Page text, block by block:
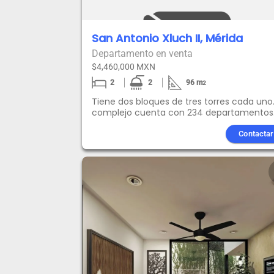
San Antonio Xluch II, Mérida
Departamento en venta
$4,460,000 MXN
2 2 96m2
Tiene dos bloques de tres torres cada uno.
complejo cuenta con 234 departamentos
de 1, 2 y 3 dormitorios.Descripción 1 CAJON
QUEMADORES1 CALENTADOR ELECTRICO1
BARRA DE GRANITOCARPINTERIA DE COCINA
BAÑO Y CLOSET.CANCELES DE BAÑOPISOS
MARMOL
Contactar